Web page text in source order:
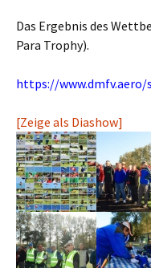
Das Ergebnis des
Para Trophy).
https://
[Zeige als Diashow]